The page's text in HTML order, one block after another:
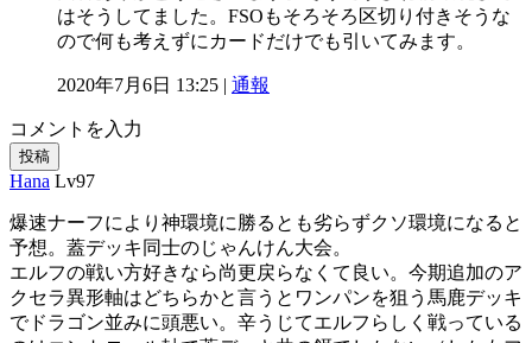
はそうしてました。FSOもそろそろ区切り付きそうな
ので何も考えずにカードだけでも引いてみます。
2020年7月6日 13:25 | 通報
コメントを入力
投稿
Hana Lv97
爆速ナーフにより神環境に勝るとも劣らずクソ環境になると
予想。蓋デッキ同士のじゃんけん大会。
エルフの戦い方好きなら尚更戻らなくて良い。今期追加のア
クセラ異形軸はどちらかと言うとワンパンを狙う馬鹿デッキ
でドラゴン並みに頭悪い。辛うじてエルフらしく戦っている